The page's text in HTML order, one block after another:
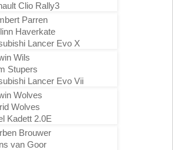
Clio Rally3
Parren
Haverkate
Lancer Evo X
Wils
Stupers
Lancer Evo Vii
Wolves
Wolves
Kadett 2.0E
Brouwer
van Goor